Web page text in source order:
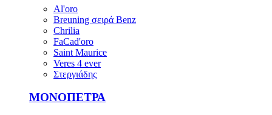
Al'oro
Breuning σειρά Benz
Chrilia
FaCad'oro
Saint Maurice
Veres 4 ever
Στεργιάδης
ΜΟΝΟΠΕΤΡΑ